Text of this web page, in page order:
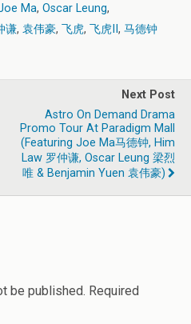
Ma, Oscar Leung,
谦, 袁伟豪, 飞虎, 飞虎II , 马德钟
Next Post
Astro On Demand Drama
Promo Tour At Paradigm Mall
(Featuring Joe Ma马德钟, Him
Law 罗仲谦, Oscar Leung 梁烈
唯 & Benjamin Yuen 袁伟豪)
be published. Required